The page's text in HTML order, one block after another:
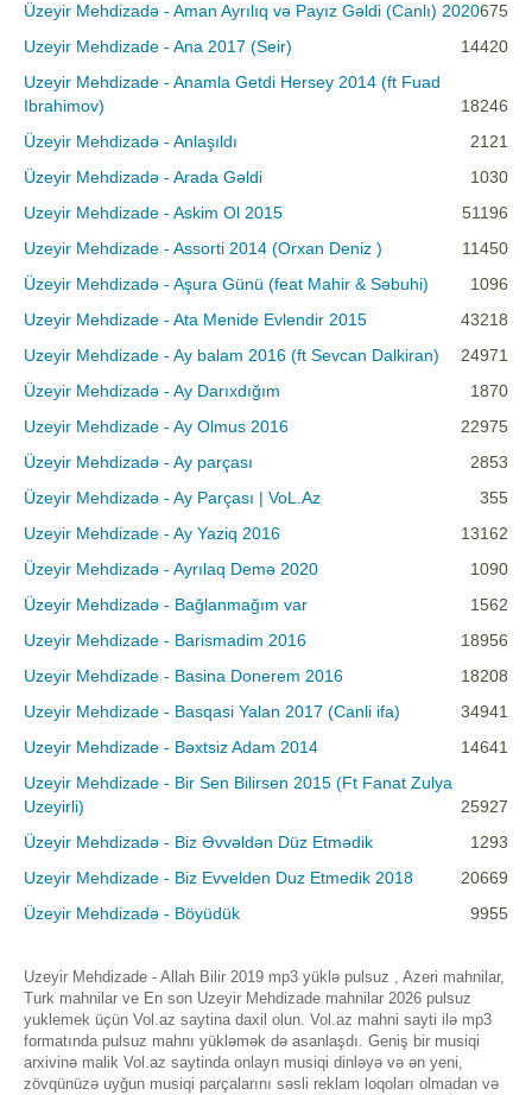
Üzeyir Mehdizadə - Aman Ayrılıq və Payız Gəldi (Canlı) 2020675
Uzeyir Mehdizade - Ana 2017 (Seir)
14420
Uzeyir Mehdizade - Anamla Getdi Hersey 2014 (ft Fuad
Ibrahimov)
18246
Üzeyir Mehdizadə - Anlaşıldı
2121
Üzeyir Mehdizadə - Arada Gəldi
1030
Uzeyir Mehdizade - Askim Ol 2015
51196
Uzeyir Mehdizade - Assorti 2014 (Orxan Deniz )
11450
Üzeyir Mehdizadə - Aşura Günü (feat Mahir & Səbuhi)
1096
Uzeyir Mehdizade - Ata Menide Evlendir 2015
43218
Uzeyir Mehdizade - Ay balam 2016 (ft Sevcan Dalkiran)
24971
Üzeyir Mehdizadə - Ay Darıxdığım
1870
Uzeyir Mehdizade - Ay Olmus 2016
22975
Üzeyir Mehdizadə - Ay parçası
2853
Üzeyir Mehdizadə - Ay Parçası | VoL.Az
355
Uzeyir Mehdizade - Ay Yaziq 2016
13162
Üzeyir Mehdizadə - Ayrılaq Demə 2020
1090
Üzeyir Mehdizadə - Bağlanmağım var
1562
Uzeyir Mehdizade - Barismadim 2016
18956
Uzeyir Mehdizade - Basina Donerem 2016
18208
Uzeyir Mehdizade - Basqasi Yalan 2017 (Canli ifa)
34941
Uzeyir Mehdizade - Bəxtsiz Adam 2014
14641
Uzeyir Mehdizade - Bir Sen Bilirsen 2015 (Ft Fanat Zulya
Uzeyirli)
25927
Üzeyir Mehdizadə - Biz Əvvəldən Düz Etmədik
1293
Uzeyir Mehdizade - Biz Evvelden Duz Etmedik 2018
20669
Üzeyir Mehdizadə - Böyüdük
9955
Uzeyir Mehdizade - Allah Bilir 2019 mp3 yüklə pulsuz , Azeri mahnilar,
Turk mahnilar ve En son Uzeyir Mehdizade mahnilar 2026 pulsuz
yuklemek üçün Vol.az saytina daxil olun. Vol.az mahni sayti ilə mp3
formatında pulsuz mahnı yükləmək də asanlaşdı. Geniş bir musiqi
arxivinə malik Vol.az saytinda onlayn musiqi dinləyə və ən yeni,
zövqünüzə uyğun musiqi parçalarını səsli reklam loqoları olmadan və